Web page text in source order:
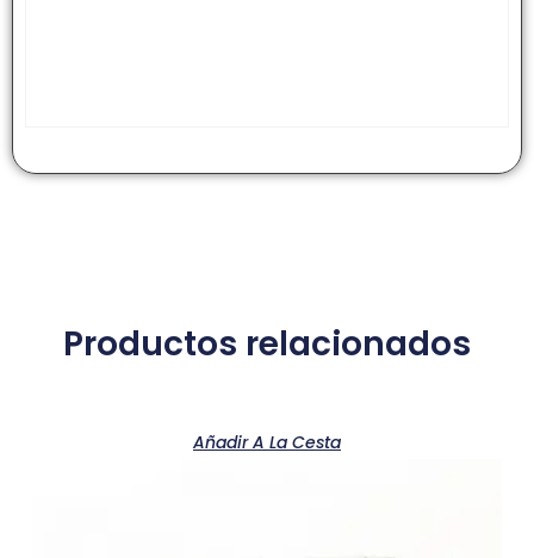
Productos relacionados
Añadir A La Cesta